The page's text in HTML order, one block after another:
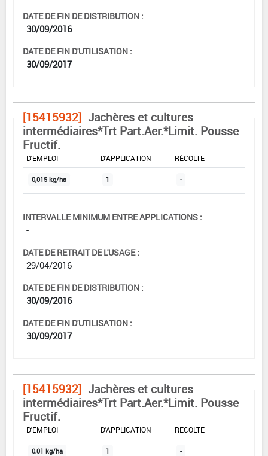
DATE DE FIN DE DISTRIBUTION :
30/09/2016
DATE DE FIN D'UTILISATION :
30/09/2017
[15415932] Jachères et cultures
intermédiaires*Trt Part.Aer.*Limit. Pousse
Fructif.
DOSE MAX
D'EMPLOI
D'APPLICATION
RÉCOLTE
0,015 kg/ha 1 -
INTERVALLE MINIMUM ENTRE APPLICATIONS :
-
DATE DE RETRAIT DE L'USAGE :
29/04/2016
DATE DE FIN DE DISTRIBUTION :
30/09/2016
DATE DE FIN D'UTILISATION :
30/09/2017
[15415932] Jachères et cultures
intermédiaires*Trt Part.Aer.*Limit. Pousse
Fructif.
DOSE MAX
D'EMPLOI
D'APPLICATION
RÉCOLTE
0,01 kg/ha 1 -